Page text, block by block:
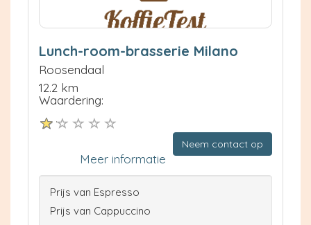
Lunch-room-brasserie Milano
Roosendaal
12.2 km
Waardering:
Neem contact op
Meer informatie
Prijs van Espresso
Prijs van Cappuccino